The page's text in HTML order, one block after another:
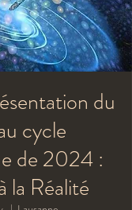
du
cycle
de 2024 :
la Réalité